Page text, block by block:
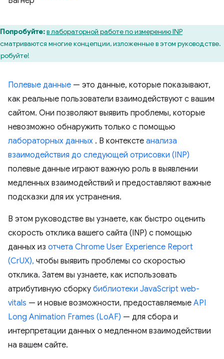
Попробуйте:в лабораторной работе по измерению INP
многие концепции, изложенные в этом руководстве.
Полевые данные — это данные, которые показывают,
как реальные пользователи взаимодействуют с вашим
сайтом. Они позволяют выявить проблемы, которые
невозможно обнаружить только с помощью
лабораторных данных . В контексте анализа
взаимодействия до следующей отрисовки (INP)
полевые данные играют важную роль в выявлении
медленных взаимодействий и предоставляют важные
подсказки для их устранения.
В этом руководстве вы узнаете, как быстро оценить
скорость отклика вашего сайта (INP) с помощью
данных из отчета Chrome User Experience Report
(CrUX), чтобы выявить проблемы со скоростью
отклика. Затем вы узнаете, как использовать
атрибутивную сборку библиотеки JavaScript web-
vitals — и новые возможности, предоставляемые API
Long Animation Frames (LoAF) — для сбора и
интерпретации данных о медленном взаимодействии
на вашем сайте.